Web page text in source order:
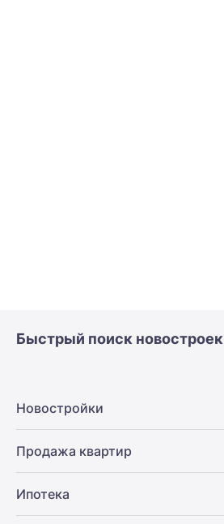
Быстрый поиск новостроек
Новостройки
Продажа квартир
Ипотека